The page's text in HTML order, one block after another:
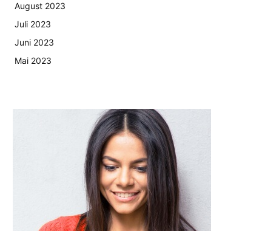
August 2023
Juli 2023
Juni 2023
Mai 2023